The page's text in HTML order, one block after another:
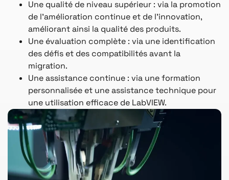
Une qualité de niveau supérieur : via la promotion
de l’amélioration continue et de l’innovation,
améliorant ainsi la qualité des produits.
Une évaluation complète : via une identification
des défis et des compatibilités avant la
migration.
Une assistance continue : via une formation
personnalisée et une assistance technique pour
une utilisation efficace de LabVIEW.